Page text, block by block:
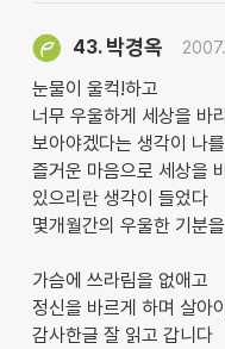
43. 박경옥
눈물이 울컥!하고
너무 우울하게 세상을 바
보아야겠다는 생각이 나
즐거운 마음으로 세상을
있으리란 생각이 들었다
몇개월간의 우울한 기분
가슴에 쓰라림을 없애고
정신을 바르게 하며 살아
감사한글 잘 읽고 갑니다